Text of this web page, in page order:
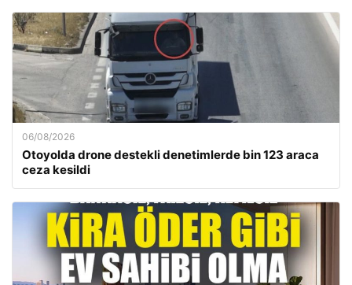
06/08/2026
Otoyolda drone destekli denetimlerde bin 123 araca
ceza kesildi